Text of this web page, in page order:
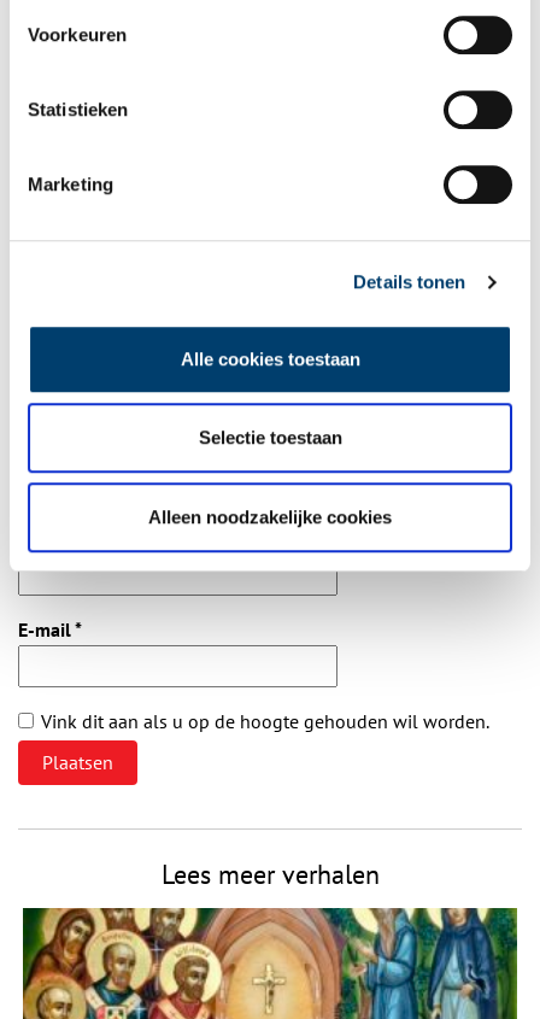
Voorkeuren
Statistieken
Marketing
Details tonen
Alle cookies toestaan
Selectie toestaan
Alleen noodzakelijke cookies
Wilt u op de hoogte blijven van de mooiste verhalen en het
laatste erfgoednieuws? Schrijf u dan nu in voor onze
Bij inschrijving gaat u akkoord met ons
Vul deze informatie aan of geef een reactie.
Vereiste velden zijn gemarkeerd met *. Het e-mailadres wordt niet
E-mail*
Vink dit aan als u op de hoogte gehouden wil worden.
Lees meer verhalen